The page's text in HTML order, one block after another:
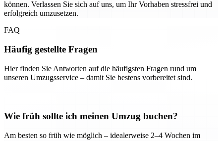
können. Verlassen Sie sich auf uns, um Ihr Vorhaben stressfrei und
erfolgreich umzusetzen.
FAQ
Häufig gestellte Fragen
Hier finden Sie Antworten auf die häufigsten Fragen rund um
unseren Umzugsservice – damit Sie bestens vorbereitet sind.
Wie früh sollte ich meinen Umzug buchen?
Am besten so früh wie möglich – idealerweise 2–4 Wochen im